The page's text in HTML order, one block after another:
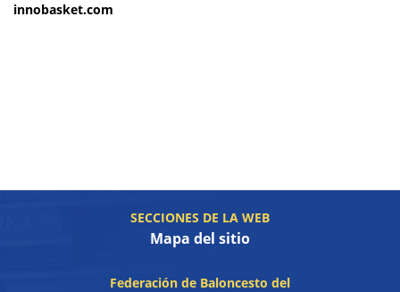
innobasket.com
SECCIONES DE LA WEB
Mapa del sitio
Federación de Baloncesto del